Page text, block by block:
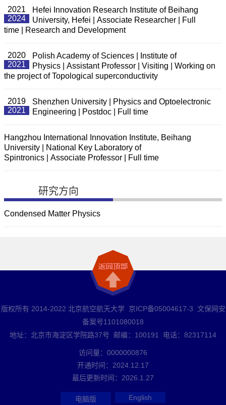
2021
2024
Hefei Innovation Research Institute of Beihang
University, Hefei | Associate Researcher | Full
time | Research and Development
2020
2021
Polish Academy of Sciences | Institute of
Physics | Assistant Professor | Visiting | Working on
the project of Topological superconductivity
2019
2021
Shenzhen University | Physics and Optoelectronic
Engineering | Postdoc | Full time
Hangzhou International Innovation Institute, Beihang
University | National Key Laboratory of
Spintronics | Associate Professor | Full time
研究方向
Condensed Matter Physics
版权所有 2014-2022 北京航空航天大学 京ICP备05004617-3 文保网安
备案号1101080018
地址：北京市海淀区学院路37号 邮编：100191 电话：82317114
访问量： 0000000876
开通时间： 2024 12 17
最后更新时间： 2026 1 27
电脑版 English